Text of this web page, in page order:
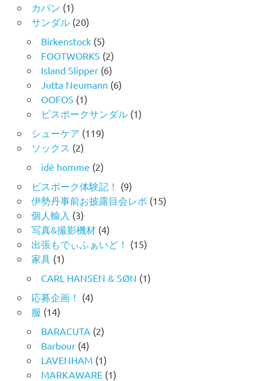
カバン (1)
サンダル(20)
Birkenstock(5)
FOOTWORKS (2)
Island Slipper(6)
Jutta Neumann (6)
OOFOS (1)
ビスポークサンダル(1)
シューケア (119)
ソックス (2)
idé homme (2)
ビスポーク体験記！ (9)
伊勢丹事前お披露目会レポ (15)
個人輸入 (3)
写真&撮影機材(4)
出張もでぃふぁいど！ (15)
家具(1)
CARL HANSEN & SØN (1)
応募企画！ (4)
服 (14)
BARACUTA (2)
Barbour(4)
LAVENHAM (1)
MARKAWARE(1)